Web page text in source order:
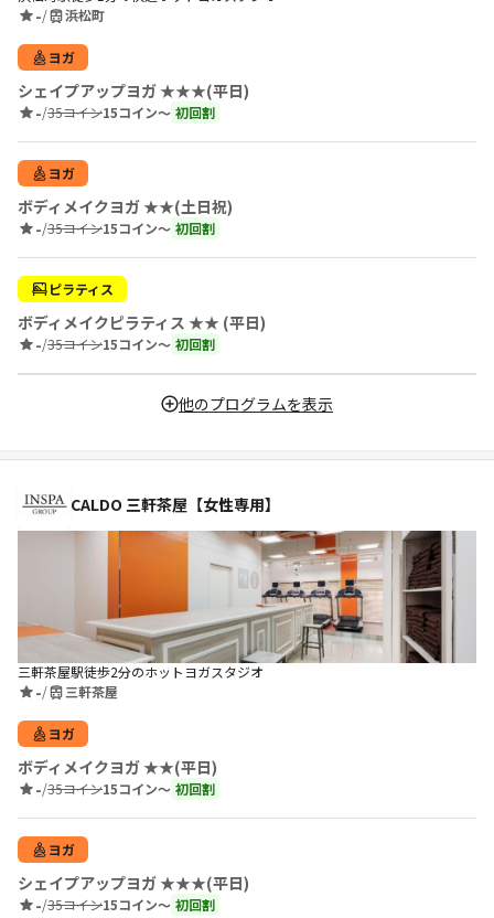
-/ 浜松町
ヨガ
シェイプアップヨガ ★★★(平日)
-/35コイン15コイン〜 初回割
ヨガ
ボディメイクヨガ ★★(土日祝)
-/35コイン15コイン〜 初回割
ピラティス
ボディメイクピラティス ★★ (平日)
-/35コイン15コイン〜 初回割
他のプログラムを表示
CALDO 三軒茶屋【女性専用】
三軒茶屋駅徒歩2分のホットヨガスタジオ
-/ 三軒茶屋
ヨガ
ボディメイクヨガ ★★(平日)
-/35コイン15コイン〜 初回割
ヨガ
シェイプアップヨガ ★★★(平日)
-/35コイン15コイン〜 初回割